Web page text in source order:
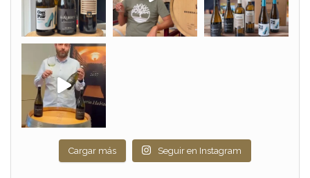
Cargar más Seguir en Instagram